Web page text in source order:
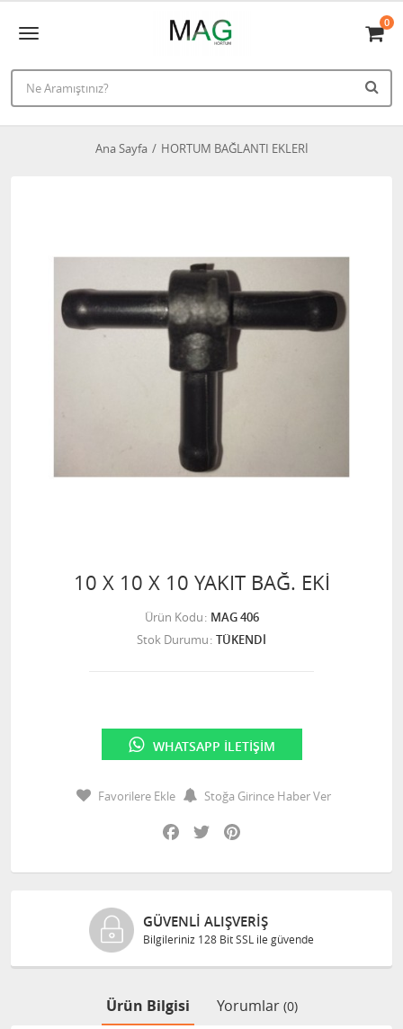
0
Ana Sayfa HORTUM BAĞLANTI EKLERİ
10 X 10 X 10 YAKIT BAĞ. EKİ
Ürün Kodu MAG 406
Stok Durumu TÜKENDİ
WHATSAPP İLETIŞIM
Favorilere Ekle
Stoğa Girince Haber Ver
Facebook
Twitter
GÜVENLI ALIŞVERIŞ
Bilgileriniz 128 Bit SSL ile güvende
Ürün Bilgisi Yorumlar (0)